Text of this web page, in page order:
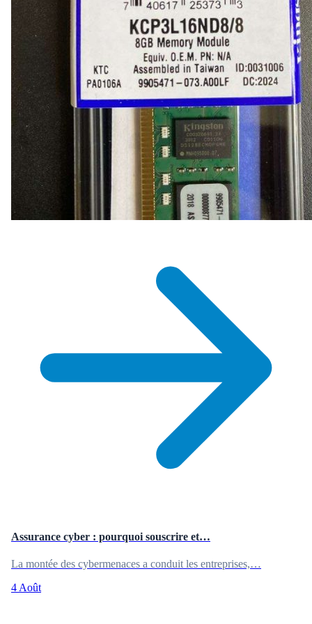
Assurance cyber : pourquoi souscrire et…
La montée des cybermenaces a conduit les entreprises,…
4 Août